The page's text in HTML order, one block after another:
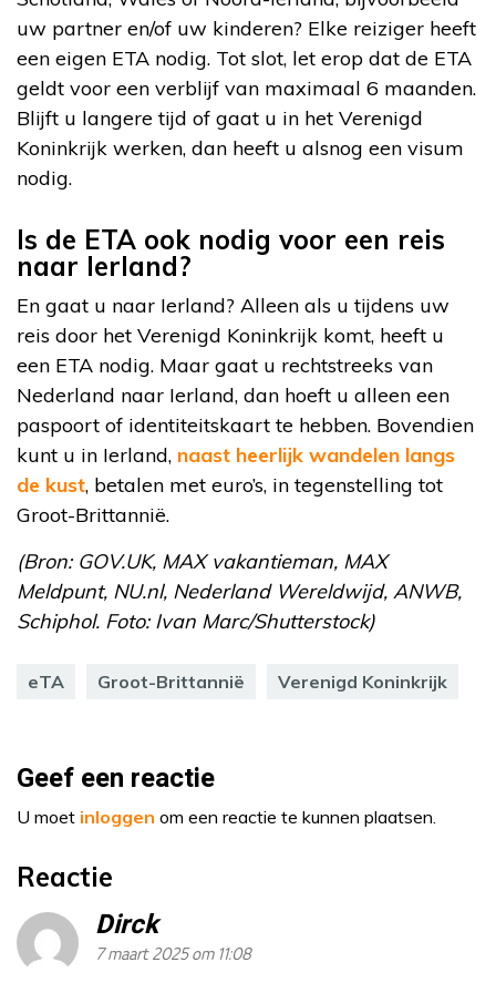
uw partner en/of uw kinderen? Elke reiziger heeft
een eigen ETA nodig. Tot slot, let erop dat de ETA
geldt voor een verblijf van maximaal 6 maanden.
Blijft u langere tijd of gaat u in het Verenigd
Koninkrijk werken, dan heeft u alsnog een visum
nodig.
Is de ETA ook nodig voor een reis
naar Ierland?
En gaat u naar Ierland? Alleen als u tijdens uw
reis door het Verenigd Koninkrijk komt, heeft u
een ETA nodig. Maar gaat u rechtstreeks van
Nederland naar Ierland, dan hoeft u alleen een
paspoort of identiteitskaart te hebben. Bovendien
kunt u in Ierland, naast heerlijk wandelen langs
de kust, betalen met euro’s, in tegenstelling tot
Groot-Brittannië.
(Bron: GOV.UK, MAX vakantieman, MAX
Meldpunt, NU.nl, Nederland Wereldwijd, ANWB,
Schiphol. Foto: Ivan Marc/Shutterstock)
eTA Groot-Brittannië Verenigd Koninkrijk
Geef een reactie
U moet inloggen om een reactie te kunnen plaatsen.
Reactie
Dirck
7 maart 2025 om 11:08